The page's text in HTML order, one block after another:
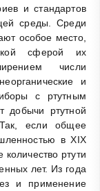
и стандартов
среды. Среди
особое место,
сферой их
числи
и
с ртутным
добычи ртутной
если общее
в XIX
ртути
лет. Из года
и применение